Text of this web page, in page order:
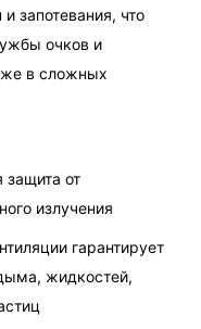
запотевания, что
очков и
в сложных
от
излучения
гарантирует
жидкостей,